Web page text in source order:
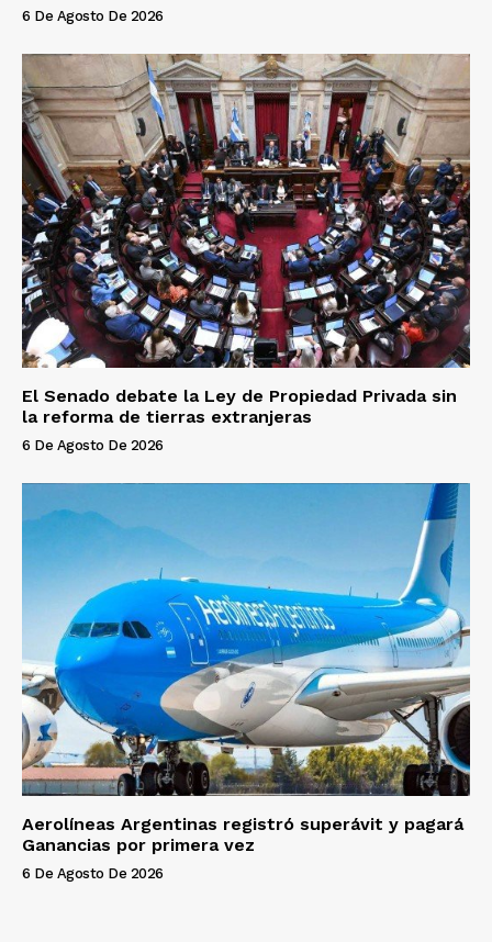
6 De Agosto De 2026
El Senado debate la Ley de Propiedad Privada sin
la reforma de tierras extranjeras
6 De Agosto De 2026
Aerolíneas Argentinas registró superávit y pagará
Ganancias por primera vez
6 De Agosto De 2026